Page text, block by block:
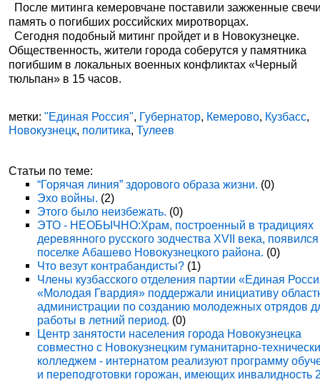
После митинга кемеровчане поставили зажженные
память о погибших российских миротворцах.
Сегодня подобный митинг пройдет и в Новокузнецке.
Общественность, жители города соберутся у памятника
погибшим в локальных военных конфликтах «Черный
тюльпан» в 15 часов.
метки:"Единая Россия", Губернатор, Кемерово, Кузбасс,
Новокузнецк, политика,Тулеев
Статьи по теме:
“Горячая линия” здорового образа жизни. (0)
Эхо войны. (2)
Этого было неизбежать. (0)
ЭТО - НЕОБЫЧНО:Храм, построенный в традициях
деревянного русского зодчества XVII века,
поселке Абашево Новокузнецкого района. (0)
Что везут контрабандисты? (1)
Члены кузбасского отделения партии «Единая
«Молодая Гвардия» поддержали инициативу
администрации по созданию молодежных отрядов
работы в летний период. (0)
Центр занятости населения города Новокузнецка
совместно с Новокузнецким гуманитарно-
колледжем - интернатом реализуют программу
и переподготовки горожан, имеющих инвалидность